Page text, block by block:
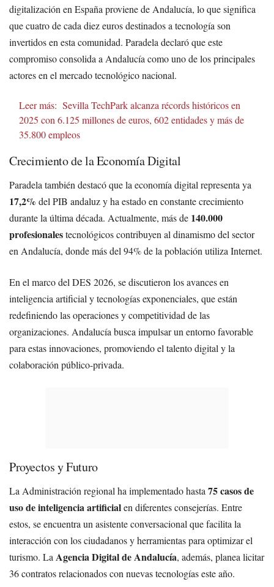
digitalización en España proviene de Andalucía, lo que significa
que cuatro de cada diez euros destinados a tecnología son
invertidos en esta comunidad. Paradela declaró que este
compromiso consolida a Andalucía como uno de los principales
actores en el mercado tecnológico nacional.
Leer más: Sevilla TechPark alcanza récords históricos en
2025 con 6.125 millones de euros, 602 entidades y más de
35.800 empleos
Crecimiento de la Economía Digital
Paradela también destacó que la economía digital representa ya
17,2% del PIB andaluz y ha estado en constante crecimiento
durante la última década. Actualmente, más de 140.000
profesionalestecnológicos contribuyen al dinamismo del sector
en Andalucía, donde más del 94% de la población utiliza Internet.
En el marco del DES 2026, se discutieron los avances en
inteligencia artificial y tecnologías exponenciales, que están
redefiniendo las operaciones y competitividad de las
organizaciones. Andalucía busca impulsar un entorno favorable
para estas innovaciones, promoviendo el talento digital y la
colaboración público-privada.
Proyectos y Futuro
La Administración regional ha implementado hasta 75 casos de
uso de inteligencia artificialen diferentes consejerías. Entre
estos, se encuentra un asistente conversacional que facilita la
interacción con los ciudadanos y herramientas para optimizar el
turismo. La Agencia Digital de Andalucía, además, planea licitar
36 contratos relacionados con nuevas tecnologías este año.